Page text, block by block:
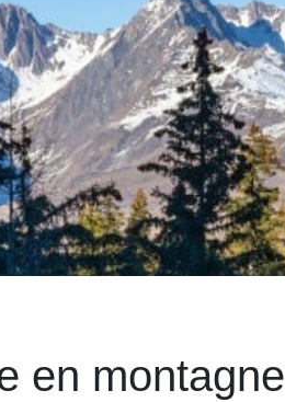
en montagne